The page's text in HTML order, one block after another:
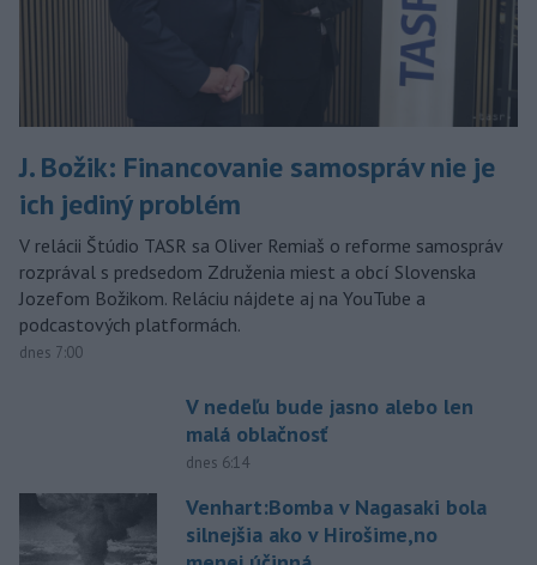
J. Božik: Financovanie samospráv nie je
ich jediný problém
V relácii Štúdio TASR sa Oliver Remiaš o reforme samospráv
rozprával s predsedom Združenia miest a obcí Slovenska
Jozefom Božikom. Reláciu nájdete aj na YouTube a
podcastových platformách.
dnes 7:00
V nedeľu bude jasno alebo len
malá oblačnosť
dnes 6:14
Venhart:Bomba v Nagasaki bola
silnejšia ako v Hirošime,no